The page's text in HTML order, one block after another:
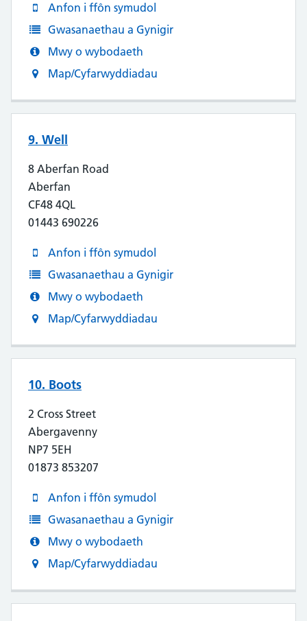
Anfon i ffôn symudol
Gwasanaethau a Gynigir
Mwy o wybodaeth
Map/Cyfarwyddiadau
9. Well
8 Aberfan Road
Aberfan
CF48 4QL
01443 690226
Anfon i ffôn symudol
Gwasanaethau a Gynigir
Mwy o wybodaeth
Map/Cyfarwyddiadau
10. Boots
2 Cross Street
Abergavenny
NP7 5EH
01873 853207
Anfon i ffôn symudol
Gwasanaethau a Gynigir
Mwy o wybodaeth
Map/Cyfarwyddiadau